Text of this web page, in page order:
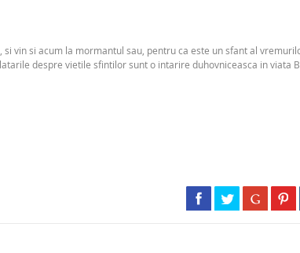
si vin si acum la mormantul sau, pentru ca este un sfant al
despre vietile sfintilor sunt o intarire duhovniceasca in viata